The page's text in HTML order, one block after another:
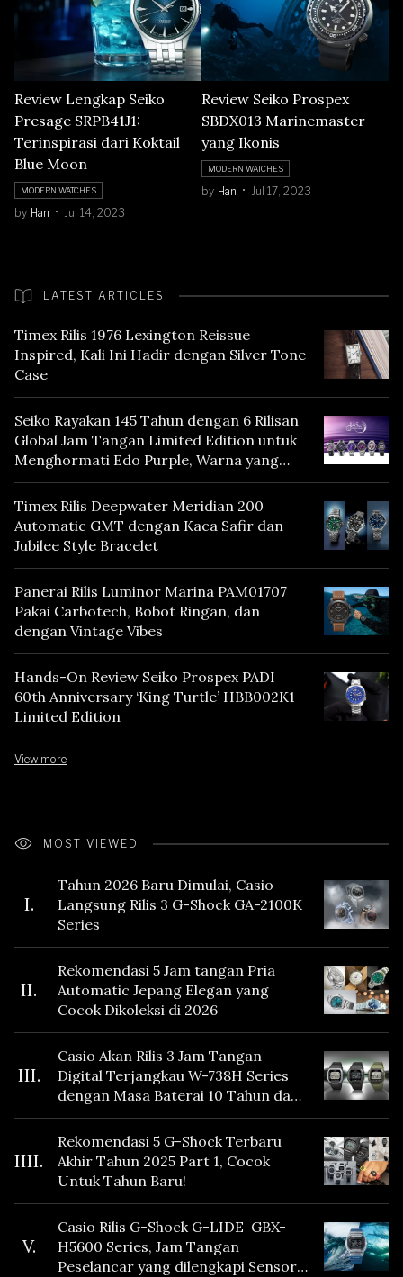
Review Lengkap Seiko
Presage SRPB41J1:
Terinspirasi dari Koktail
Blue Moon
MODERN WATCHES
by Han Jul 14, 2023
Review Seiko Prospex
SBDX013 Marinemaster
yang Ikonis
MODERN WATCHES
by Han Jul 17, 2023
LATEST ARTICLES
Timex Rilis 1976 Lexington Reissue
Inspired, Kali Ini Hadir dengan Silver Tone
Case
Seiko Rayakan 145 Tahun dengan 6 Rilisan
Global Jam Tangan Limited Edition untuk
Menghormati Edo Purple, Warna yang
Mencerminkan Warisan Tokyo
Timex Rilis Deepwater Meridian 200
Automatic GMT dengan Kaca Safir dan
Jubilee Style Bracelet
Panerai Rilis Luminor Marina PAM01707
Pakai Carbotech, Bobot Ringan, dan
dengan Vintage Vibes
Hands-On Review Seiko Prospex PADI
60th Anniversary ‘King Turtle’ HBB002K1
Limited Edition
View more
MOST VIEWED
I.
Tahun 2026 Baru Dimulai, Casio
Langsung Rilis 3 G-Shock GA-2100K
Series
II.
Rekomendasi 5 Jam tangan Pria
Automatic Jepang Elegan yang
Cocok Dikoleksi di 2026
III.
Casio Akan Rilis 3 Jam Tangan
Digital Terjangkau W-738H Series
dengan Masa Baterai 10 Tahun dan
Fitur Vibration
IIII.
Rekomendasi 5 G-Shock Terbaru
Akhir Tahun 2025 Part 1, Cocok
Untuk Tahun Baru!
V.
Casio Rilis G-Shock G-LIDE GBX-
H5600 Series, Jam Tangan
Peselancar yang dilengkapi Sensor